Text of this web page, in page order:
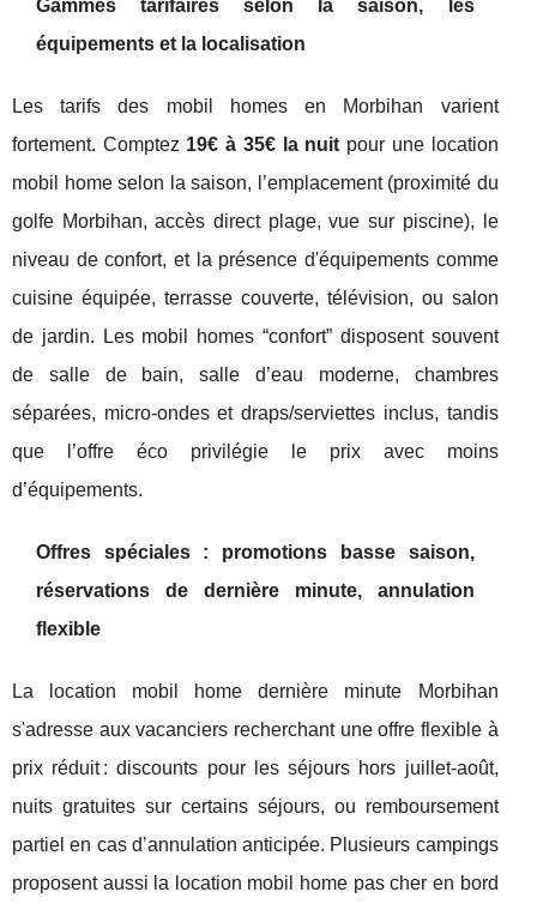
Gammes tarifaires selon la saison, les
équipements et la localisation
Les tarifs des mobil homes en Morbihan varient
fortement. Comptez 19€ à 35€ la nuit pour une location
mobil home selon la saison, l’emplacement (proximité du
golfe Morbihan, accès direct plage, vue sur piscine), le
niveau de confort, et la présence d'équipements comme
cuisine équipée, terrasse couverte, télévision, ou salon
de jardin. Les mobil homes “confort” disposent souvent
de salle de bain, salle d’eau moderne, chambres
séparées, micro-ondes et draps/serviettes inclus, tandis
que l’offre éco privilégie le prix avec moins
d’équipements.
Offres spéciales : promotions basse saison,
réservations de dernière minute, annulation
flexible
La location mobil home dernière minute Morbihan
s'adresse aux vacanciers recherchant une offre flexible à
prix réduit : discounts pour les séjours hors juillet-août,
nuits gratuites sur certains séjours, ou remboursement
partiel en cas d’annulation anticipée. Plusieurs campings
proposent aussi la location mobil home pas cher en bord